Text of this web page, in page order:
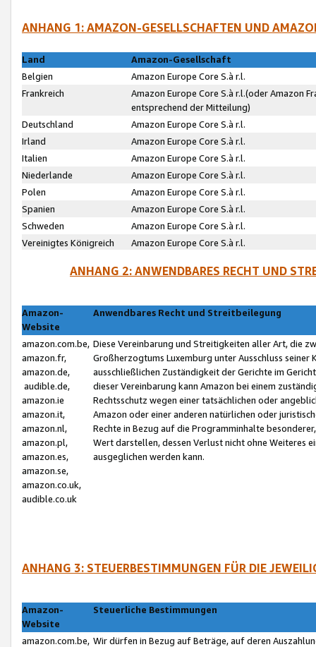
ANHANG 1: AMAZON-GESELLSCHAFTEN UND
Land
Amazon-Gesellschaft
Belgien
Amazon Europe Core S.à r.l.
Frankreich
Amazon Europe Core S.à r.l.(oder Amazon
entsprechend der Mitteilung)
Deutschland
Amazon Europe Core S.à r.l.
Irland
Amazon Europe Core S.à r.l.
Italien
Amazon Europe Core S.à r.l.
Niederlande
Amazon Europe Core S.à r.l.
Polen
Amazon Europe Core S.à r.l.
Spanien
Amazon Europe Core S.à r.l.
Schweden
Amazon Europe Core S.à r.l.
Vereinigtes Königreich
Amazon Europe Core S.à r.l.
ANHANG 2: ANWENDBARES RECHT UND
Amazon-
Website
Anwendbares Recht und Streitbeilegung
amazon.com.be,
amazon.fr,
amazon.de,
audible.de,
amazon.ie
amazon.it,
amazon.nl,
amazon.pl,
amazon.es,
amazon.se,
amazon.co.uk,
audible.co.uk
Diese Vereinbarung und Streitigkeiten aller Art, die
Großherzogtums Luxemburg unter Ausschluss
ausschließlichen Zuständigkeit der Gerichte im
dieser Vereinbarung kann Amazon bei einem
Rechtsschutz wegen einer tatsächlichen oder
Amazon oder einer anderen natürlichen oder
Rechte in Bezug auf die Programminhalte
Wert darstellen, dessen Verlust nicht ohne Weiteres
ausgeglichen werden kann.
ANHANG 3: STEUERBESTIMMUNGEN FÜR DIE
Amazon-
Website
Steuerliche Bestimmungen
amazon.com.be, Wir dürfen in Bezug auf Beträge, auf deren